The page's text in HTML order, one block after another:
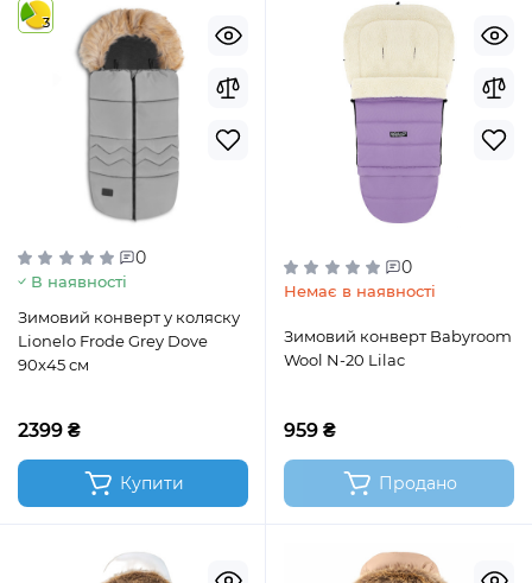
3
0
В наявності
Зимовий конверт у коляску
Lionelo Frode Grey Dove
90x45 см
2399 ₴
Купити
0
Немає в наявності
Зимовий конверт Babyroom
Wool N-20 Lilac
959 ₴
Продано